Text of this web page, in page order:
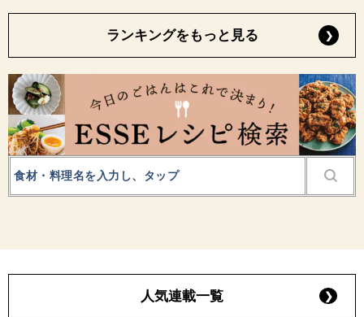
ランキングをもっと見る
人気連載一覧